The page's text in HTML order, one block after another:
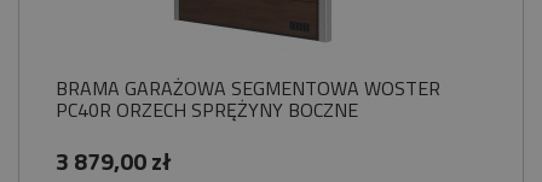
BRAMA GARAŻOWA SEGMENTOWA WOSTER
PC40R ORZECH SPRĘŻYNY BOCZNE
3 879,00 zł